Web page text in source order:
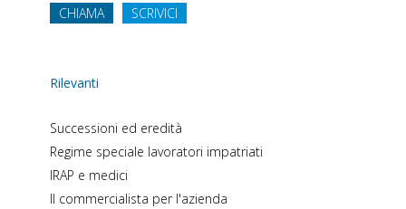
CHIAMA SCRIVICI
Rilevanti
Successioni ed eredità
Regime speciale lavoratori impatriati
IRAP e medici
Il commercialista per l'azienda